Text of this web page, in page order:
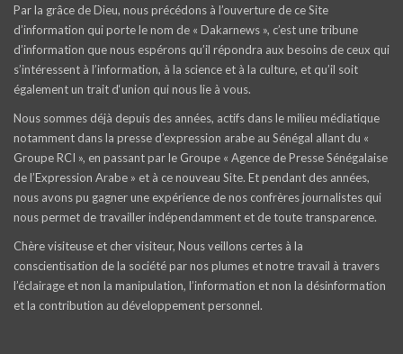
Par la grâce de Dieu, nous précédons à l’ouverture de ce Site
d’information qui porte le nom de « Dakarnews », c’est une tribune
d’information que nous espérons qu’il répondra aux besoins de ceux qui
s’intéressent à l’information, à la science et à la culture, et qu’il soit
également un trait d‘union qui nous lie à vous.
Nous sommes déjà depuis des années, actifs dans le milieu médiatique
notamment dans la presse d’expression arabe au Sénégal allant du «
Groupe RCI », en passant par le Groupe « Agence de Presse Sénégalaise
de l’Expression Arabe » et à ce nouveau Site. Et pendant des années,
nous avons pu gagner une expérience de nos confrères journalistes qui
nous permet de travailler indépendamment et de toute transparence.
Chère visiteuse et cher visiteur, Nous veillons certes à la
conscientisation de la société par nos plumes et notre travail à travers
l’éclairage et non la manipulation, l’information et non la désinformation
et la contribution au développement personnel.